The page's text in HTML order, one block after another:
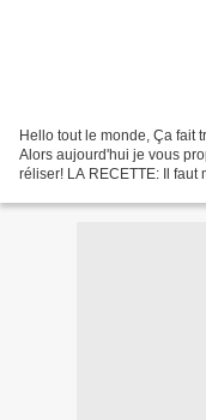
Hello tout le monde, Ça fait
Alors aujourd'hui je vous
réliser! LA RECETTE: Il